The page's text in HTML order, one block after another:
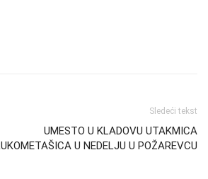
Sledeći tekst
UMESTO U KLADOVU UTAKMICA
U NEDELJU U POŽAREVCU